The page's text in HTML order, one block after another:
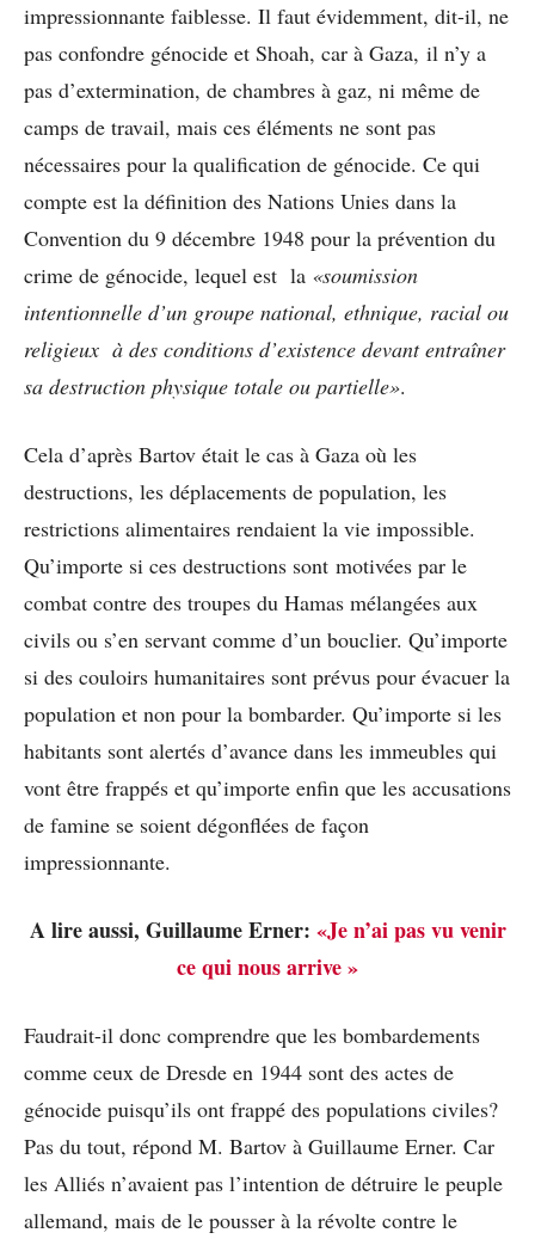
impressionnante faiblesse. Il faut évidemment, dit-il, ne
pas confondre génocide et Shoah, car à Gaza, il n’y a
pas d’extermination, de chambres à gaz, ni même de
camps de travail, mais ces éléments ne sont pas
nécessaires pour la qualification de génocide. Ce qui
compte est la définition des Nations Unies dans la
Convention du 9 décembre 1948 pour la prévention du
crime de génocide, lequel est la «soumission
intentionnelle d’un groupe national, ethnique, racial ou
religieux à des conditions d’existence devant entraîner
sa destruction physique totale ou partielle».
Cela d’après Bartov était le cas à Gaza où les
destructions, les déplacements de population, les
restrictions alimentaires rendaient la vie impossible.
Qu’importe si ces destructions sont motivées par le
combat contre des troupes du Hamas mélangées aux
civils ou s’en servant comme d’un bouclier. Qu’importe
si des couloirs humanitaires sont prévus pour évacuer la
population et non pour la bombarder. Qu’importe si les
habitants sont alertés d’avance dans les immeubles qui
vont être frappés et qu’importe enfin que les accusations
de famine se soient dégonflées de façon
impressionnante.
A lire aussi, Guillaume Erner: «Je n’ai pas vu venir
ce qui nous arrive »
Faudrait-il donc comprendre que les bombardements
comme ceux de Dresde en 1944 sont des actes de
génocide puisqu’ils ont frappé des populations civiles?
Pas du tout, répond M. Bartov à Guillaume Erner. Car
les Alliés n’avaient pas l’intention de détruire le peuple
allemand, mais de le pousser à la révolte contre le